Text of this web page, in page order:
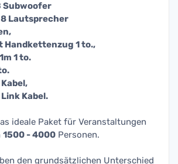
Subwoofer
8 Lautsprecher
Handkettenzug 1 to.,
1 to.
Kabel.
ideale Paket für Veranstaltungen
1500 - 4000 Personen.
den grundsätzlichen Unterschied